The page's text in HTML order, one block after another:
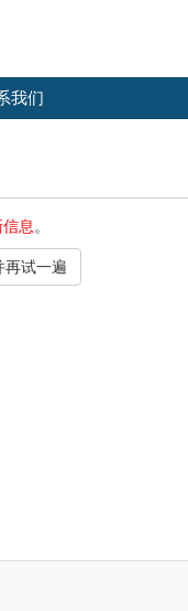
我们
息。
再试一遍